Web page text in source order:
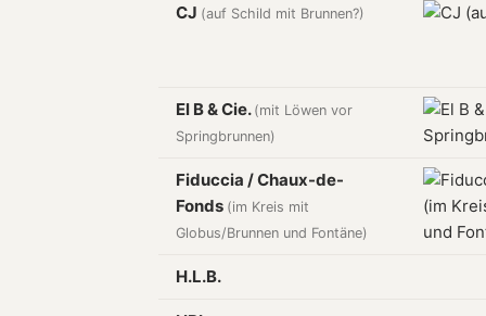
CJ (auf Schild mit Brunnen?)
El B & Cie. (mit Löwen vor
Springbrunnen)
Fiduccia / Chaux-de-
Fonds (im Kreis mit
Globus/Brunnen und Fontäne)
H.L.B.